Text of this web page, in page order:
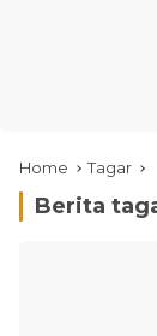
Home Tagar
Berita